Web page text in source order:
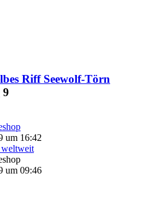
Riff Seewolf-Törn
9
um 16:42
weltweit
um 09:46